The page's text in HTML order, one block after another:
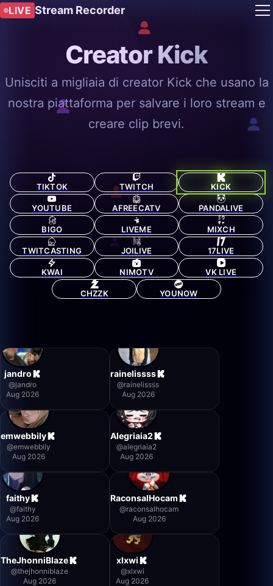
LIVE Stream Recorder
Creator Kick
Unisciti a migliaia di creator Kick che usano la
nostra piattaforma per salvare i loro stream e
creare clip brevi.
TIKTOK TWITCH KICK
YOUTUBE AFREECATV PANDALIVE
BIGO LIVEME MIXCH
TWITCASTING JOILIVE 17LIVE
KWAI NIMOTV VK LIVE
CHZZK YOUNOW
jandro
@jandro
Aug 2026
rainelissss
@rainelissss
Aug 2026
emwebbily
@emwebbily
Aug 2026
Alegriaia2
@alegriaia2
Aug 2026
faithy
@faithy
Aug 2026
RaconsalHocam
@raconsalhocam
Aug 2026
TheJhonniBlaze
@thejhonniblaze
Aug 2026
xlxwi
@xlxwi
Aug 2026